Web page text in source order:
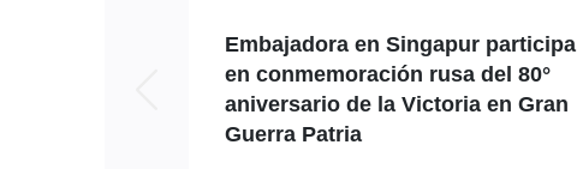
Embajadora en Singapur participa
en conmemoración rusa del 80°
aniversario de la Victoria en Gran
Guerra Patria